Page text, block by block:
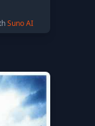
Suno AI